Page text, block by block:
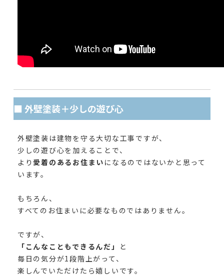
■ 外壁塗装＋少しの遊び心
外壁塗装は建物を守る大切な工事ですが、
少しの遊び心を加えることで、
より 愛着のあるお住まい になるのではないかと思って
います。
もちろん、
すべてのお住まいに必要なものではありません。
ですが、
「こんなこともできるんだ」
と
毎日の気分が1段階上がって、
楽しんでいただけたら嬉しいです。